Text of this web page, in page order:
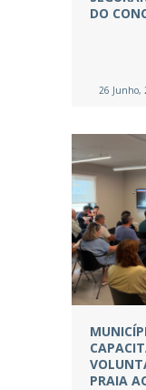
DO
26 Junho,
PRAIA